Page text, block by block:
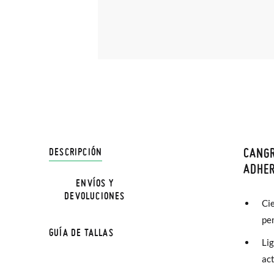
DESCRIPCIÓN
ENVÍOS Y
DEVOLUCIONES
En
hasta
poco
Sólo
GUÍA DE TALLAS
la
TALLA